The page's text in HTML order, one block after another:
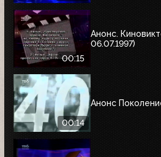
00:15
Анонс.
06.07.1997)
00:14
Анонс